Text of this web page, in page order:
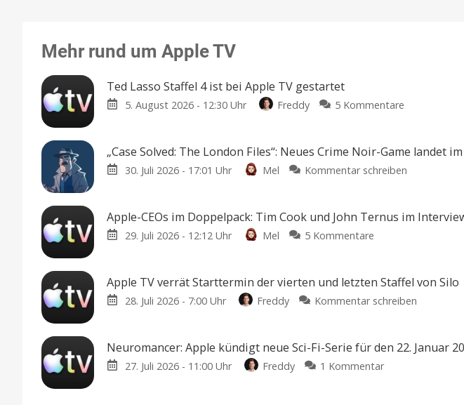
Mehr rund um Apple TV
Ted Lasso Staffel 4 ist bei Apple TV gestartet
5. August 2026 - 12:30 Uhr Freddy 5 Kommentare
Staffel
ist
TV
mit
10
Episoden
„Case Solved: The London Files“: Neues Crime Noir-Game landet
30. Juli 2026 - 17:01 Uhr Mel Kommentar schreiben
The
Noir-
Game
App
Apple-CEOs im Doppelpack: Tim Cook und John Ternus im
29. Juli 2026 - 12:12 Uhr Mel 5 Kommentare
im
Doppelpack:
Tim
John
Ternus
Apple TV verrät Starttermin der vierten und letzten Staffel von Silo
28. Juli 2026 - 7:00 Uhr Freddy Kommentar schreiben
verrät
Neuromancer: Apple kündigt neue Sci-Fi-Serie für den 22. Januar
27. Juli 2026 - 11:00 Uhr Freddy 1 Kommentarzu